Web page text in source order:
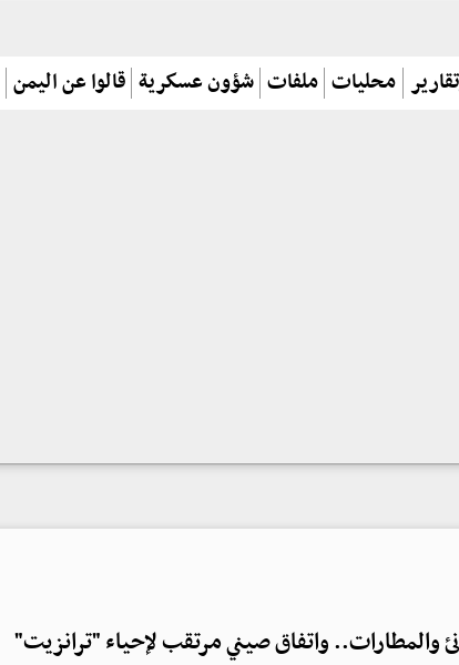
محليات ملفات شؤون عسكرية قالوا عن اليمن
واتفاق صيني مرتقب لإحياء "ترانزيت"